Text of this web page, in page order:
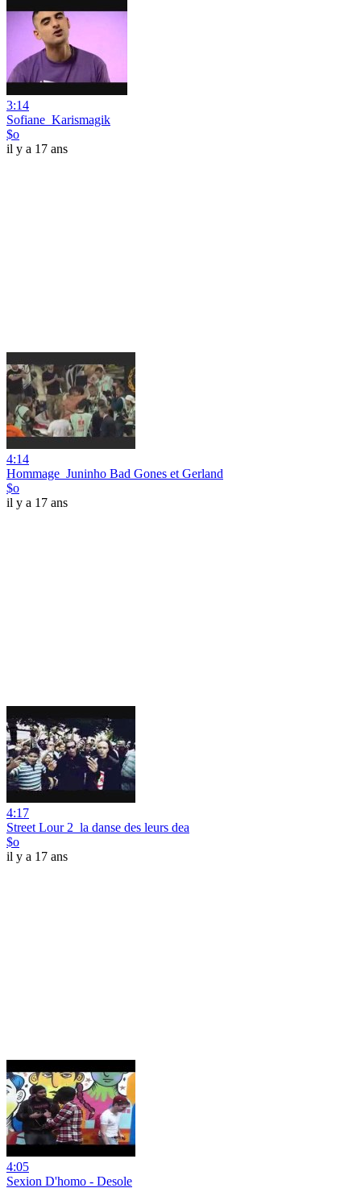
3:14
Sofiane_Karismagik
$o
il y a 17 ans
4:14
Hommage_Juninho Bad Gones et Gerland
$o
il y a 17 ans
4:17
Street Lour 2_la danse des leurs dea
$o
il y a 17 ans
4:05
Sexion D'homo - Desole